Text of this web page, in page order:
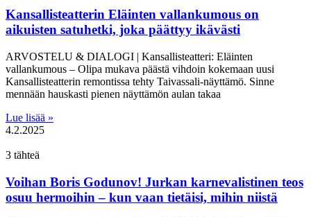
Kansallisteatterin Eläinten vallankumous on
aikuisten satuhetki, joka päättyy ikävästi
ARVOSTELU & DIALOGI | Kansallisteatteri: Eläinten
vallankumous – Olipa mukava päästä vihdoin kokemaan uusi
Kansallisteatterin remontissa tehty Taivassali-näyttämö. Sinne
mennään hauskasti pienen näyttämön aulan takaa
Lue lisää »
4.2.2025
3 tähteä
Voihan Boris Godunov! Jurkan karnevalistinen teos
osuu hermoihin – kun vaan tietäisi, mihin niistä